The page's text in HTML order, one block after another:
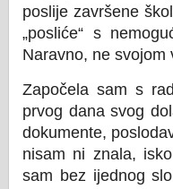
poslije završene
„posliće“ s
Naravno, ne svojom
Započela sam s
prvog dana svog
dokumente,
nisam ni znala,
sam bez ijednog